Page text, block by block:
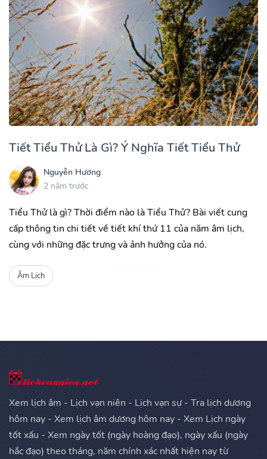
Tiết Tiểu Thử Là Gì? Ý Nghĩa Tiết Tiểu Thử
Nguyễn Hương
2 năm trước
Tiểu Thử là gì? Thời điểm nào là Tiểu Thử? Bài viết cung
cấp thông tin chi tiết về tiết khí thứ 11 của năm âm lịch,
cùng với những đặc trưng và ảnh hưởng của nó.
Âm Lịch
Xem lịch âm - Lịch vạn niên - Lịch vạn sự - Tra lịch dương
hôm nay - Xem lịch âm dương hôm nay - Xem Lịch ngày
tốt xấu - Xem ngày tốt (ngày hoàng đạo), ngày xấu (ngày
hắc đạo) theo tháng, năm chính xác nhất hiện nay từ